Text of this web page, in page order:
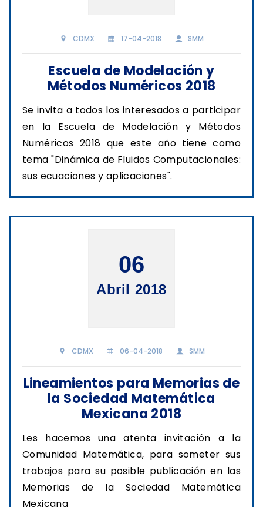
CDMX 17-04-2018 SMM
Escuela de Modelación y
Métodos Numéricos 2018
Se invita a todos los interesados a participar
en la Escuela de Modelación y Métodos
Numéricos 2018 que este año tiene como
tema "Dinámica de Fluidos Computacionales:
sus ecuaciones y aplicaciones".
06
Abril 2018
CDMX 06-04-2018 SMM
Lineamientos para Memorias de
la Sociedad Matemática
Mexicana 2018
Les hacemos una atenta invitación a la
Comunidad Matemática, para someter sus
trabajos para su posible publicación en las
Memorias de la Sociedad Matemática
Mexicana